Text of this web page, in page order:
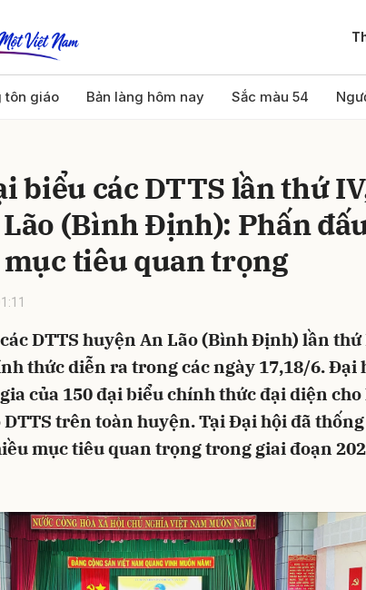
tôn giáo Bản làng hôm nay Sắc màu 54
biểu các DTTS lần thứ
(Bình Định): Phấn
tiêu quan trọng
DTTS huyện An Lão (Bình Định) lần thứ
thức diễn ra trong các ngày 17,18/6. Đại
của 150 đại biểu chính thức đại diện cho
DTTS trên toàn huyện. Tại Đại hội đã
mục tiêu quan trọng trong giai đoạn
Gửi bình luận